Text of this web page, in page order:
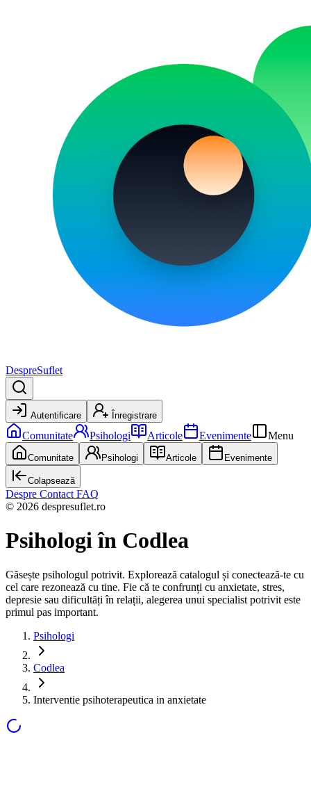
DespreSuflet
Autentificare Înregistrare
Comunitate Psihologi Articole Evenimente Menu
Comunitate Psihologi Articole Evenimente
Colapsează
Despre Contact FAQ
© 2026 despresuflet.ro
Psihologiîn Codlea
Găsește psihologul potrivit. Explorează catalogul și conectează-te cu
cel care rezonează cu tine. Fie că te confrunți cu anxietate, stres,
depresie sau dificultăți în relații, alegerea unui specialist potrivit este
primul pas important.
Psihologi
Codlea
Interventie psihoterapeutica in anxietate